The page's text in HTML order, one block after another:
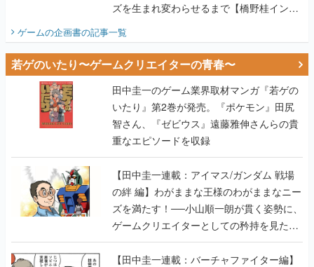
ズを生まれ変わらせるまで【橋野桂インタ
ビュー】
ゲームの企画書の記事一覧
若ゲのいたり〜ゲームクリエイターの青春〜
田中圭一のゲーム業界取材マンガ『若ゲの
いたり』第2巻が発売。『ポケモン』田尻
智さん、『ゼビウス』遠藤雅伸さんらの貴
重なエピソードを収録
【田中圭一連載：アイマス/ガンダム 戦場
の絆 編】わがままな王様のわがままなニー
ズを満たす！──小山順一朗が貫く姿勢に、
ゲームクリエイターとしての矜持を見た
【若ゲのいたり最終回】
【田中圭一連載：バーチャファイター編】